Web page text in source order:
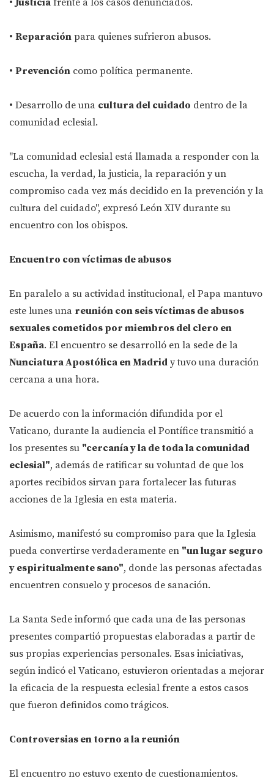
•Justicia frente a los casos denunciados.
• Reparación para quienes sufrieron abusos.
• Prevención como política permanente.
• Desarrollo de una cultura del cuidado dentro de la
comunidad eclesial.
"La comunidad eclesial está llamada a responder con la
escucha, la verdad, la justicia, la reparación y un
compromiso cada vez más decidido en la prevención y la
cultura del cuidado", expresó León XIV durante su
encuentro con los obispos.
Encuentro con víctimas de abusos
En paralelo a su actividad institucional, el Papa mantuvo
este lunes una reunión con seis víctimas de abusos
sexuales cometidos por miembros del clero en
España. El encuentro se desarrolló en la sede de la
Nunciatura Apostólica en Madrid y tuvo una duración
cercana a una hora.
De acuerdo con la información difundida por el
Vaticano, durante la audiencia el Pontífice transmitió a
los presentes su "cercanía y la de toda la comunidad
eclesial", además de ratificar su voluntad de que los
aportes recibidos sirvan para fortalecer las futuras
acciones de la Iglesia en esta materia.
Asimismo, manifestó su compromiso para que la Iglesia
pueda convertirse verdaderamente en "un lugar seguro
y espiritualmente sano", donde las personas afectadas
encuentren consuelo y procesos de sanación.
La Santa Sede informó que cada una de las personas
presentes compartió propuestas elaboradas a partir de
sus propias experiencias personales. Esas iniciativas,
según indicó el Vaticano, estuvieron orientadas a mejorar
la eficacia de la respuesta eclesial frente a estos casos
que fueron definidos como trágicos.
Controversias en torno a la reunión
El encuentro no estuvo exento de cuestionamientos.